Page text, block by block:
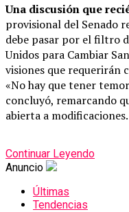
Una discusión que
provisional del Senado
debe pasar por el filtro
Unidos para Cambiar
visiones que requerirán
«No hay que tener
concluyó, remarcando
abierta a modificaciones.
Continuar Leyendo
Anuncio
Últimas
Tendencias